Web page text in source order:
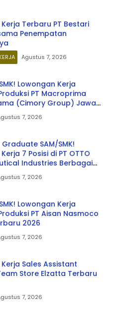
Terbaru PT Bestari
Penempatan
Agustus 7, 2026
Lowongan Kerja
PT Macroprima
(Cimory Group) Jawa
20267, 2026
SAM/SMK!
7 Posisi di PT OTTO
Industries Berbagai
Agustus 2026
7, 2026
Lowongan Kerja
PT Aisan Nasmoco
2026
7, 2026
Sales Assistant
Store Elzatta Terbaru
7, 2026